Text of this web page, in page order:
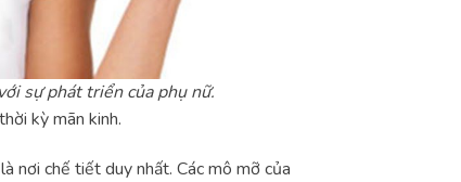
sự phát triển của phụ nữ.
kỳ mãn kinh.
nơi chế tiết duy nhất. Các mô mỡ của